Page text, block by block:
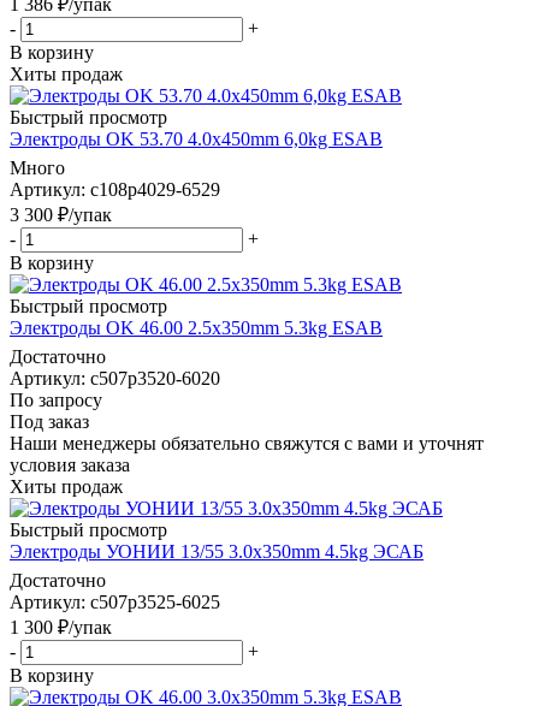
-
+
В корзину
Хиты продаж
Быстрый просмотр
Электроды OK 53.70 4.0x450mm 6,0kg ESAB
Много
Артикул: c108p4029-6529
3 300 ₽/упак
-
+
В корзину
Быстрый просмотр
Электроды OK 46.00 2.5x350mm 5.3kg ESAB
Достаточно
Артикул: c507p3520-6020
По запросу
Под заказ
Наши менеджеры обязательно свяжутся с вами и уточнят
условия заказа
Хиты продаж
Быстрый просмотр
Электроды УОНИИ 13/55 3.0х350mm 4.5kg ЭСАБ
Достаточно
Артикул: c507p3525-6025
1 300 ₽/упак
-
+
В корзину